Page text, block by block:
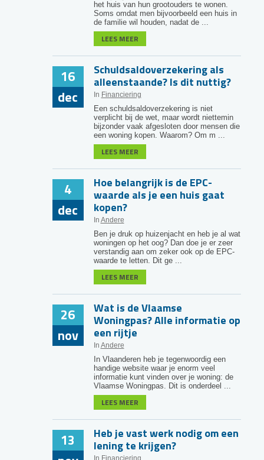
het huis van hun grootouders te wonen.
Soms omdat men bijvoorbeeld een huis in
de familie wil houden, nadat de ...
LEES MEER
16
dec
Schuldsaldoverzekering als
alleenstaande? Is dit nuttig?
In Financiering
Een schuldsaldoverzekering is niet
verplicht bij de wet, maar wordt niettemin
bijzonder vaak afgesloten door mensen die
een woning kopen. Waarom? Om m ...
LEES MEER
4
dec
Hoe belangrijk is de EPC-
waarde als je een huis gaat
kopen?
In Andere
Ben je druk op huizenjacht en heb je al wat
woningen op het oog? Dan doe je er zeer
verstandig aan om zeker ook op de EPC-
waarde te letten. Dit ge ...
LEES MEER
26
nov
Wat is de Vlaamse
Woningpas? Alle informatie op
een rijtje
In Andere
In Vlaanderen heb je tegenwoordig een
handige website waar je enorm veel
informatie kunt vinden over je woning: de
Vlaamse Woningpas. Dit is onderdeel ...
LEES MEER
13
Heb je vast werk nodig om een
lening te krijgen?
In Financiering